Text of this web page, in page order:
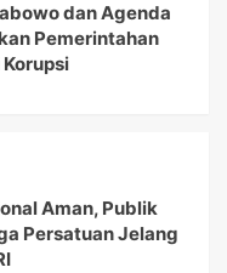
dan Agenda
Pemerintahan
Aman, Publik
Persatuan Jelang